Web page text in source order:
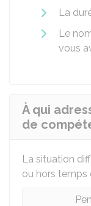
La
Le
vous
À qui
de
La situation
ou hors temps